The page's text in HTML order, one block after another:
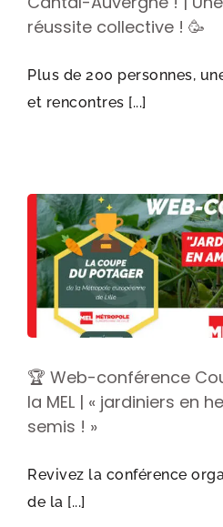
réussite collective ! 🥳
Plus de 200 personnes,
et rencontres [...]
🏆 Web-conférence
la MEL | « jardiniers en
semis ! »
Revivez la conférence
de la [...]